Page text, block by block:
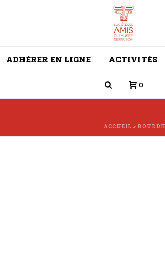
ADHÉRER EN LIGNE ACTIVITÉS
0
ACCUEIL »